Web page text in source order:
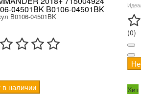
04501BK B0106-04501BK
B0106-04501BK
в наличии
(0)
Хит